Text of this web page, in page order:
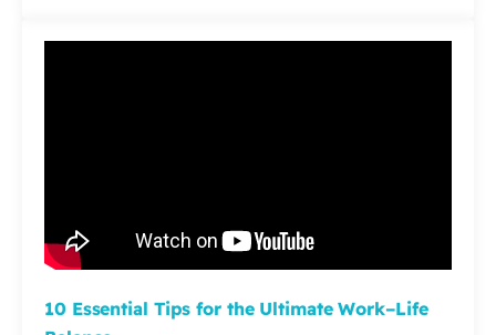
10 Essential Tips for the Ultimate Work–Life